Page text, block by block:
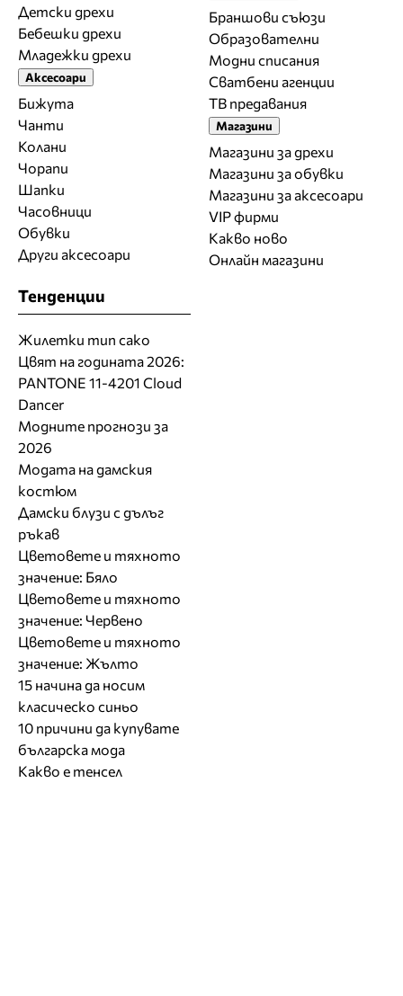
Детски дрехи
Бебешки дрехи
Младежки дрехи
Аксесоари
Бижута
Чанти
Колани
Чорапи
Шапки
Часовници
Обувки
Други аксесоари
Браншови съюзи
Образователни
Модни списания
Сватбени агенции
ТВ предавания
Магазини
Магазини за дрехи
Магазини за обувки
Магазини за aксесоари
VIP фирми
Какво ново
Онлайн магазини
Тенденции
Жилетки тип сако
Цвят на годината 2026:
PANTONE 11-4201 Cloud
Dancer
Модните прогнози за
2026
Модата на дамския
костюм
Дамски блузи с дълъг
ръкав
Цветовете и тяхното
значение: Бяло
Цветовете и тяхното
значение: Червено
Цветовете и тяхното
значение: Жълто
15 начина да носим
класическо синьо
10 причини да купувате
българска мода
Какво е тенсел